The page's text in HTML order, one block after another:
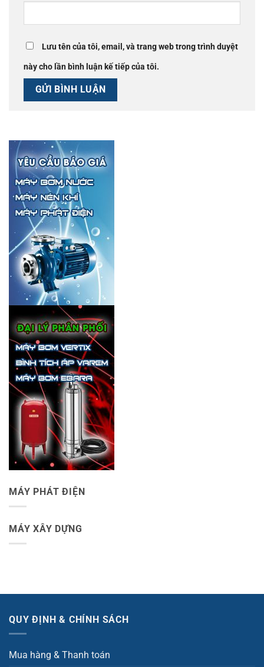
Lưu tên của tôi, email, và trang web trong trình duyệt
này cho lần bình luận kế tiếp của tôi.
MÁY PHÁT ĐIỆN
MÁY XÂY DỰNG
QUY ĐỊNH & CHÍNH SÁCH
Mua hàng & Thanh toán